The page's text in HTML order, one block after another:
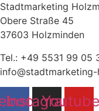
Stadtmarketing
Obere Straße 45
37603 Holzminden
Tel.: +49 5531 99 05
Instagram
Youtube